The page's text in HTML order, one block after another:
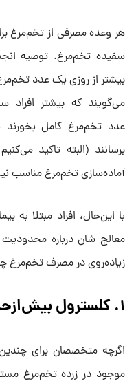
بیشتر از روزی یک عدد
عدد تخم‌مرغ کامل
برسانند (البته تاکید
آماده‌سازی تخم‌مرغ مناسب
با این‌حال، افراد مبتلا به
معالج شان درباره
زیاده‌روی در مصرف تخم‌مرغ
۱. کلسترول بیش‌ازحد دریافت می‌کنید
اگرچه متخصصان برای
موجود در زرده تخم‌مرغ